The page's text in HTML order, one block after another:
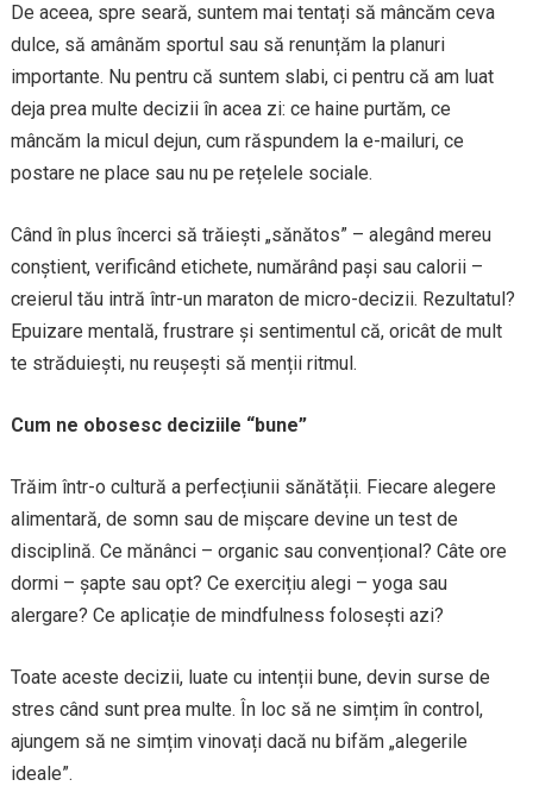
De aceea, spre seară, suntem mai tentați să mâncăm ceva
dulce, să amânăm sportul sau să renunțăm la planuri
importante. Nu pentru că suntem slabi, ci pentru că am luat
deja prea multe decizii în acea zi: ce haine purtăm, ce
mâncăm la micul dejun, cum răspundem la e-mailuri, ce
postare ne place sau nu pe rețelele sociale.
Când în plus încerci să trăiești „sănătos” – alegând mereu
conștient, verificând etichete, numărând pași sau calorii –
creierul tău intră într-un maraton de micro-decizii. Rezultatul?
Epuizare mentală, frustrare și sentimentul că, oricât de mult
te străduiești, nu reușești să menții ritmul.
Cum ne obosesc deciziile “bune”
Trăim într-o cultură a perfecțiunii sănătății. Fiecare alegere
alimentară, de somn sau de mișcare devine un test de
disciplină. Ce mănânci – organic sau convențional? Câte ore
dormi – șapte sau opt? Ce exercițiu alegi – yoga sau
alergare? Ce aplicație de mindfulness folosești azi?
Toate aceste decizii, luate cu intenții bune, devin surse de
stres când sunt prea multe. În loc să ne simțim în control,
ajungem să ne simțim vinovați dacă nu bifăm „alegerile
ideale”.